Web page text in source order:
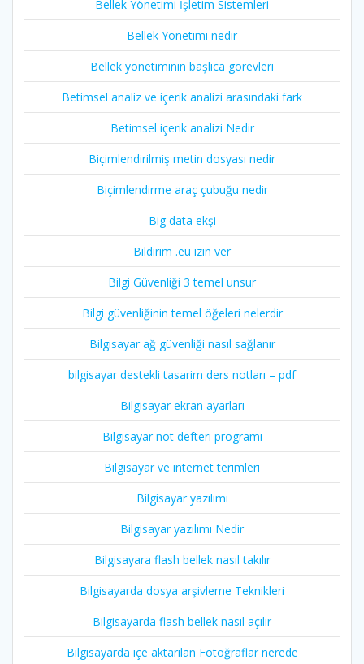
Bellek Yönetimi İşletim Sistemleri
Bellek Yönetimi nedir
Bellek yönetiminin başlıca görevleri
Betimsel analiz ve içerik analizi arasındaki fark
Betimsel içerik analizi Nedir
Biçimlendirilmiş metin dosyası nedir
Biçimlendirme araç çubuğu nedir
Big data ekşi
Bildirim .eu izin ver
Bilgi Güvenliği 3 temel unsur
Bilgi güvenliğinin temel öğeleri nelerdir
Bilgisayar ağ güvenliği nasıl sağlanır
bilgisayar destekli tasarim ders notları – pdf
Bilgisayar ekran ayarları
Bilgisayar not defteri programı
Bilgisayar ve internet terimleri
Bilgisayar yazılımı
Bilgisayar yazılımı Nedir
Bilgisayara flash bellek nasıl takılır
Bilgisayarda dosya arşivleme Teknikleri
Bilgisayarda flash bellek nasıl açılır
Bilgisayarda içe aktarılan Fotoğraflar nerede